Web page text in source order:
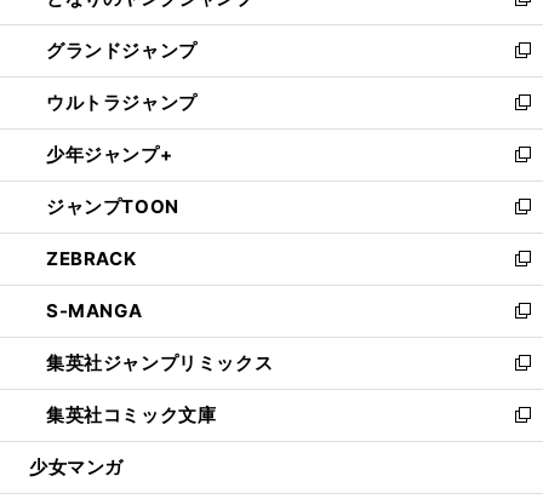
ウ
で
開
く
ン
ド
ウ
で
開
く
ウ
ィ
ン
ド
ウ
で
開
く
し
い
ウ
ィ
ン
ド
ウ
で
開
く
グランドジャンプ
新
し
い
ウ
ィ
ン
ド
ウ
で
開
く
ウルトラジャンプ
新
し
い
ウ
ィ
ン
ド
ウ
で
開
く
少年ジャンプ+
新
し
い
ウ
ィ
ン
ド
ウ
で
開
く
ジャンプTOON
新
し
い
ウ
ィ
ン
ド
ウ
で
開
ZEBRACK
新
し
い
ウ
ィ
ン
ド
ウ
開
S-MANGA
新
し
い
ウ
ィ
ン
ウ
集英社ジャンプリミックス
新
し
い
ウ
集英社コミック文庫
新
し
少女マンガ